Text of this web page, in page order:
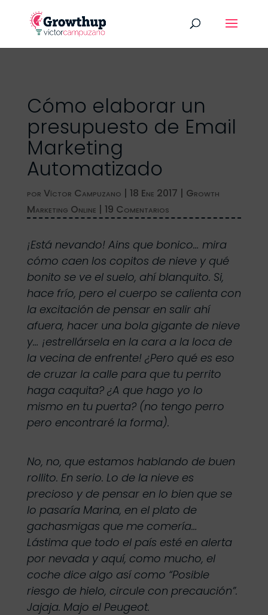
Cómo elaborar un
presupuesto de Email
Marketing
Automatizado
por Víctor Campuzano | 18 Ene 2017 | Growth
Marketing Online | 19 Comentarios
¡Está nevando! Ains que bonico… mira
cómo caen los copitos de nieve y qué
bonito se ve el suelo, ahí blanquito. Si,
hace frío, pero el cuerpo se calienta con
la excitación de pensar en salir ahí
afuera, hacer una bola gigante de nieve
y… ¡estrellársela en la cara a la loca de
la vecina de enfrente! ¿Pero qué es eso
de cruzar la calle para que tu perrito
haga caquita? ¿A que hago yo lo
mismo en tu puerta? (no tengo perro
pero encontraré la forma).
No, no, que estamos hablando de buen
rollito. En serio. Lo de la nieve es
precioso y de pensar en lo bien que se
lo pasaría Marina, en el plato de
gachasmigas que me comería…
Lástima que todo el país esté en alerta
por nevada y aquí, como mucho, el
coche dice algo así como “Posible
riesgo de hielo, circule con precaución”.
Jajaja. Majo el Peugeot.